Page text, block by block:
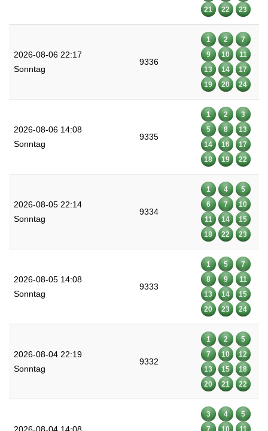
21
22 23
2026-08-06 22:17
Sonntag
9336
1 2
7
9
10
11
13
14
17
19
20 24
2026-08-06 14:08
Sonntag
9335
1 2
3
5
8
13
14
16
17
18
19 22
2026-08-05 22:14
Sonntag
9334
1 4
5
6
7
10
11
14
15
18
22 23
2026-08-05 14:08
Sonntag
9333
1 5
7
8
9
11
13
14
15
20
23 24
2026-08-04 22:19
Sonntag
9332
1 2
5
7
10
12
13
15
18
20
21 22
3 4
5
7
10
11